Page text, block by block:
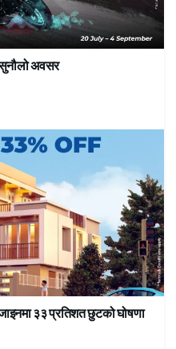
सुनौलो अवसर
३३ प्रतिशत छुटको घोषणा